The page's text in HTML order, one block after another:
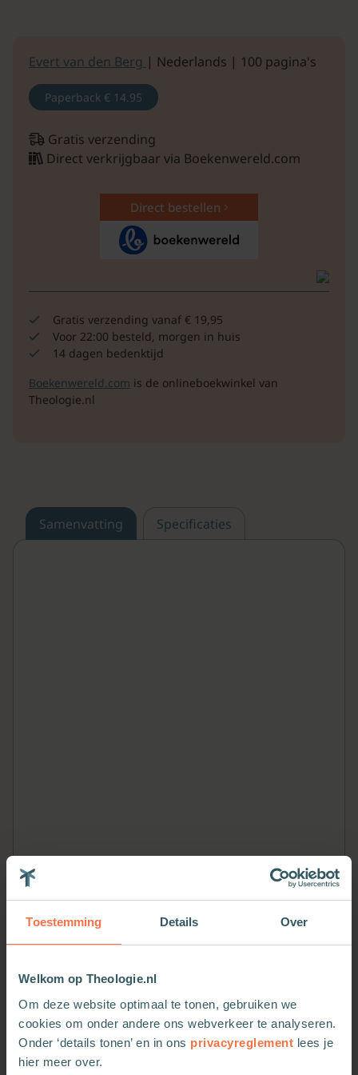
Toestemming Details Over
Welkom op Theologie.nl
Om deze website optimaal te tonen, gebruiken we
cookies om onder andere ons webverkeer te analyseren.
Onder ‘details tonen’ en in ons privacyreglement lees je
hier meer over.
Evert van den Berg | Nederlands | 100 pagina's
Paperback € 14.95
Gratis verzending
Direct verkrijgbaar via Boekenwereld.com
Direct bestellen
Gratis verzending vanaf € 19,95
Voor 22:00 besteld, morgen in huis
14 dagen bedenktijd
Boekenwereld.com is de onlineboekwinkel van
Theologie.nl
Samenvatting Specificaties
Meer van deze auteur